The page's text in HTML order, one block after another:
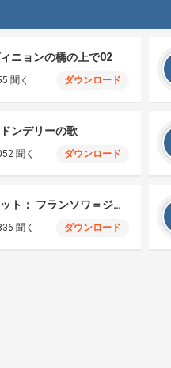
ニョンの橋の上で02
聞く ダウンロード
ンデリーの歌
聞く ダウンロード
ガボット： フランソワ＝ジョセフ・ゴセック
聞く ダウンロード